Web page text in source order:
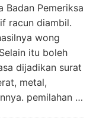
Badan Pemeriksa
racun diambil.
wong
itu boleh
dijadikan surat
metal,
pemilahan …